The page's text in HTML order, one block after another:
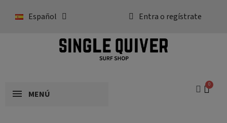
Español Entra o regístrate
MENÚ